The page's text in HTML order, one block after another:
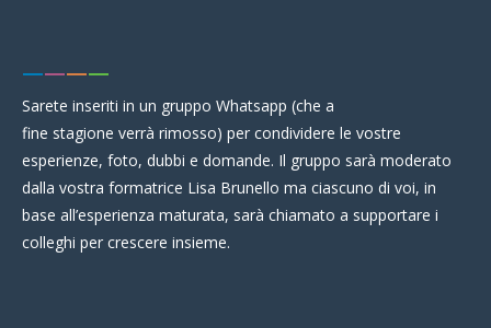
————
Sarete inseriti in un gruppo Whatsapp (che a
fine stagione verrà rimosso) per condividere le vostre
esperienze, foto, dubbi e domande. Il gruppo sarà moderato
dalla vostra formatrice Lisa Brunello ma ciascuno di voi, in
base all’esperienza maturata, sarà chiamato a supportare i
colleghi per crescere insieme.